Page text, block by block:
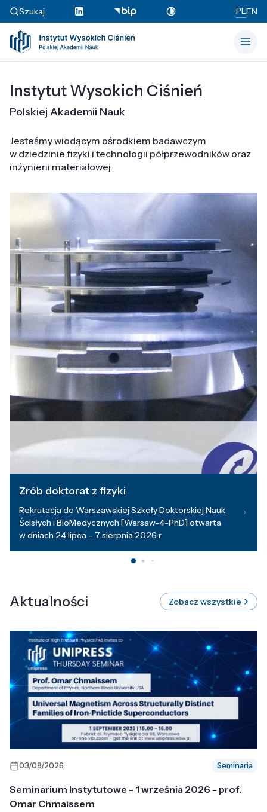
Szukaj PLEN
Instytut Wysokich Ciśnień
Polskiej Akademii Nauk
Jesteśmy wiodącym ośrodkiem badawczym
w dziedzinie fizyki i technologii półprzewodników oraz
inżynierii materiałowej.
Zrób doktorat z fizyki
Rekrutacja do Warszawskiej Szkoły Doktorskiej Nauk
Ścisłych i BioMedycznych [Warsaw-4-PhD] otwarta
w dniach 24 lipca – 7 sierpnia 2026 r.
Aktualności Zobacz wszystkie
03/08/2026 Seminaria
Seminarium Instytutowe - 1 września 2026 - prof.
Omar Chmaissem